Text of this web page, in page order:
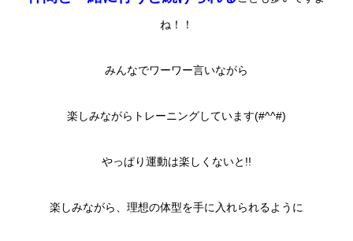
ね！！
みんなでワーワー言いながら
楽しみながらトレーニングしています(#^^#)
やっぱり運動は楽しくないと!!
楽しみながら、理想の体型を手に入れられるように